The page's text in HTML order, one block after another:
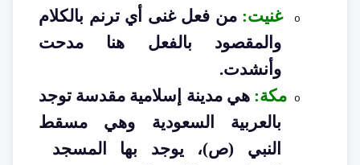
o غنيت: من فعل غنى أي ترنم بالكلام
والمقصود بالفعل هنا مدحت
وأنشدت.
o مكة: هي مدينة إسلامية مقدسة توجد
بالعربية السعودية وهي مسقط
النبي (ص)، يوجد بها المسجد